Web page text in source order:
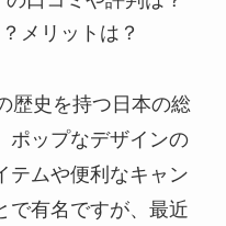
メリットは？
歴史を持つ日本の総
ポップなデザインの
テムや便利なキャン
で有名ですが、最近